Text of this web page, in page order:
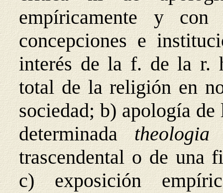
empíricamente y con
concepciones e
interés de la f. de la r.
total de la religión en
sociedad; b) apología
determinada
trascendental o de una
c) exposición